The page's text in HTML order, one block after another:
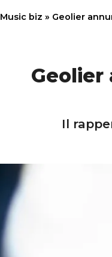
Music biz » Geolier
Geolier
Il